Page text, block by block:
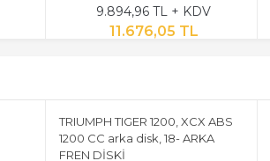
9.894,96 TL + KDV
11.676,05 TL
TRIUMPH TIGER 1200, XCX ABS
1200 CC arka disk, 18- ARKA
FREN DİSKİ